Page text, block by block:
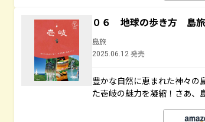
０６ 地球の歩き方 島
島旅
2025.06.12 発売
豊かな自然に恵まれた神々の
た壱岐の魅力を凝縮！さあ、